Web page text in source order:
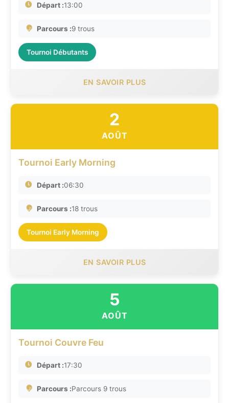
Départ :13:00
Parcours :9 trous
Tournoi Débutants
EN SAVOIR PLUS
2
AOÛT
Tournoi Early Morning
Départ :06:30
Parcours :18 trous
Tournoi Early Morning
EN SAVOIR PLUS
5
AOÛT
Tournoi Couvre Feu
Départ :17:30
Parcours :Parcours 9 trous